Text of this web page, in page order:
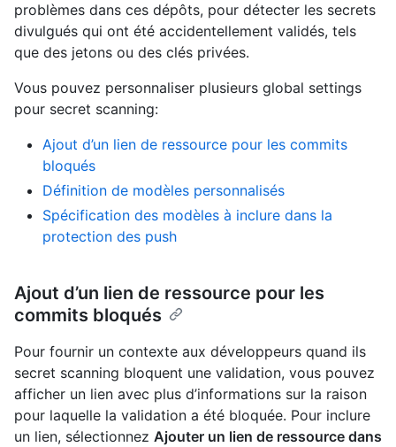
problèmes dans ces dépôts, pour détecter les secrets
divulgués qui ont été accidentellement validés, tels
que des jetons ou des clés privées.
Vous pouvez personnaliser plusieurs global settings
pour secret scanning:
Ajout d’un lien de ressource pour les commits
bloqués
Définition de modèles personnalisés
Spécification des modèles à inclure dans la
protection des push
Ajout d’un lien de ressource pour les
commits bloqués
Pour fournir un contexte aux développeurs quand ils
secret scanning bloquent une validation, vous pouvez
afficher un lien avec plus d’informations sur la raison
pour laquelle la validation a été bloquée. Pour inclure
un lien, sélectionnez Ajouter un lien de ressource dans